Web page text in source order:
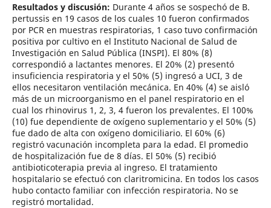
Resultados y discusión: Durante 4 años se sospechó de B.
pertussis en 19 casos de los cuales 10 fueron confirmados
por PCR en muestras respiratorias, 1 caso tuvo confirmación
positiva por cultivo en el Instituto Nacional de Salud de
Investigación en Salud Pública (INSPI). El 80% (8)
correspondió a lactantes menores. El 20% (2) presentó
insuficiencia respiratoria y el 50% (5) ingresó a UCI, 3 de
ellos necesitaron ventilación mecánica. En 40% (4) se aisló
más de un microorganismo en el panel respiratorio en el
cual los rhinovirus 1, 2, 3, 4 fueron los prevalentes. El 100%
(10) fue dependiente de oxígeno suplementario y el 50% (5)
fue dado de alta con oxígeno domiciliario. El 60% (6)
registró vacunación incompleta para la edad. El promedio
de hospitalización fue de 8 días. El 50% (5) recibió
antibioticoterapia previa al ingreso. El tratamiento
hospitalario se efectuó con claritromicina. En todos los casos
hubo contacto familiar con infección respiratoria. No se
registró mortalidad.